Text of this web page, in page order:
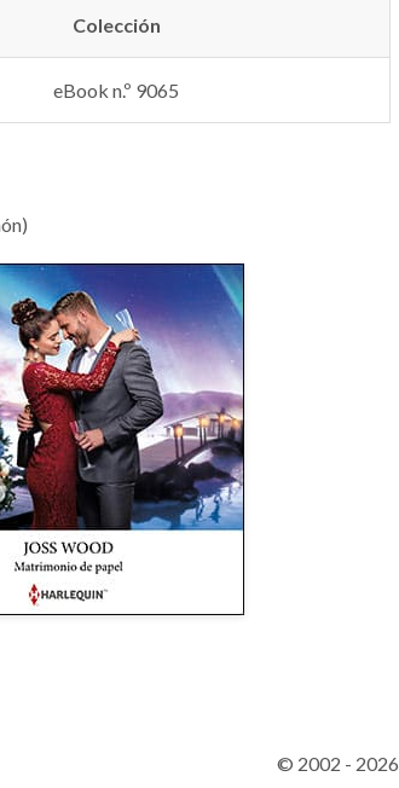
Colección
eBook n.º 9065
© 2002 - 2026